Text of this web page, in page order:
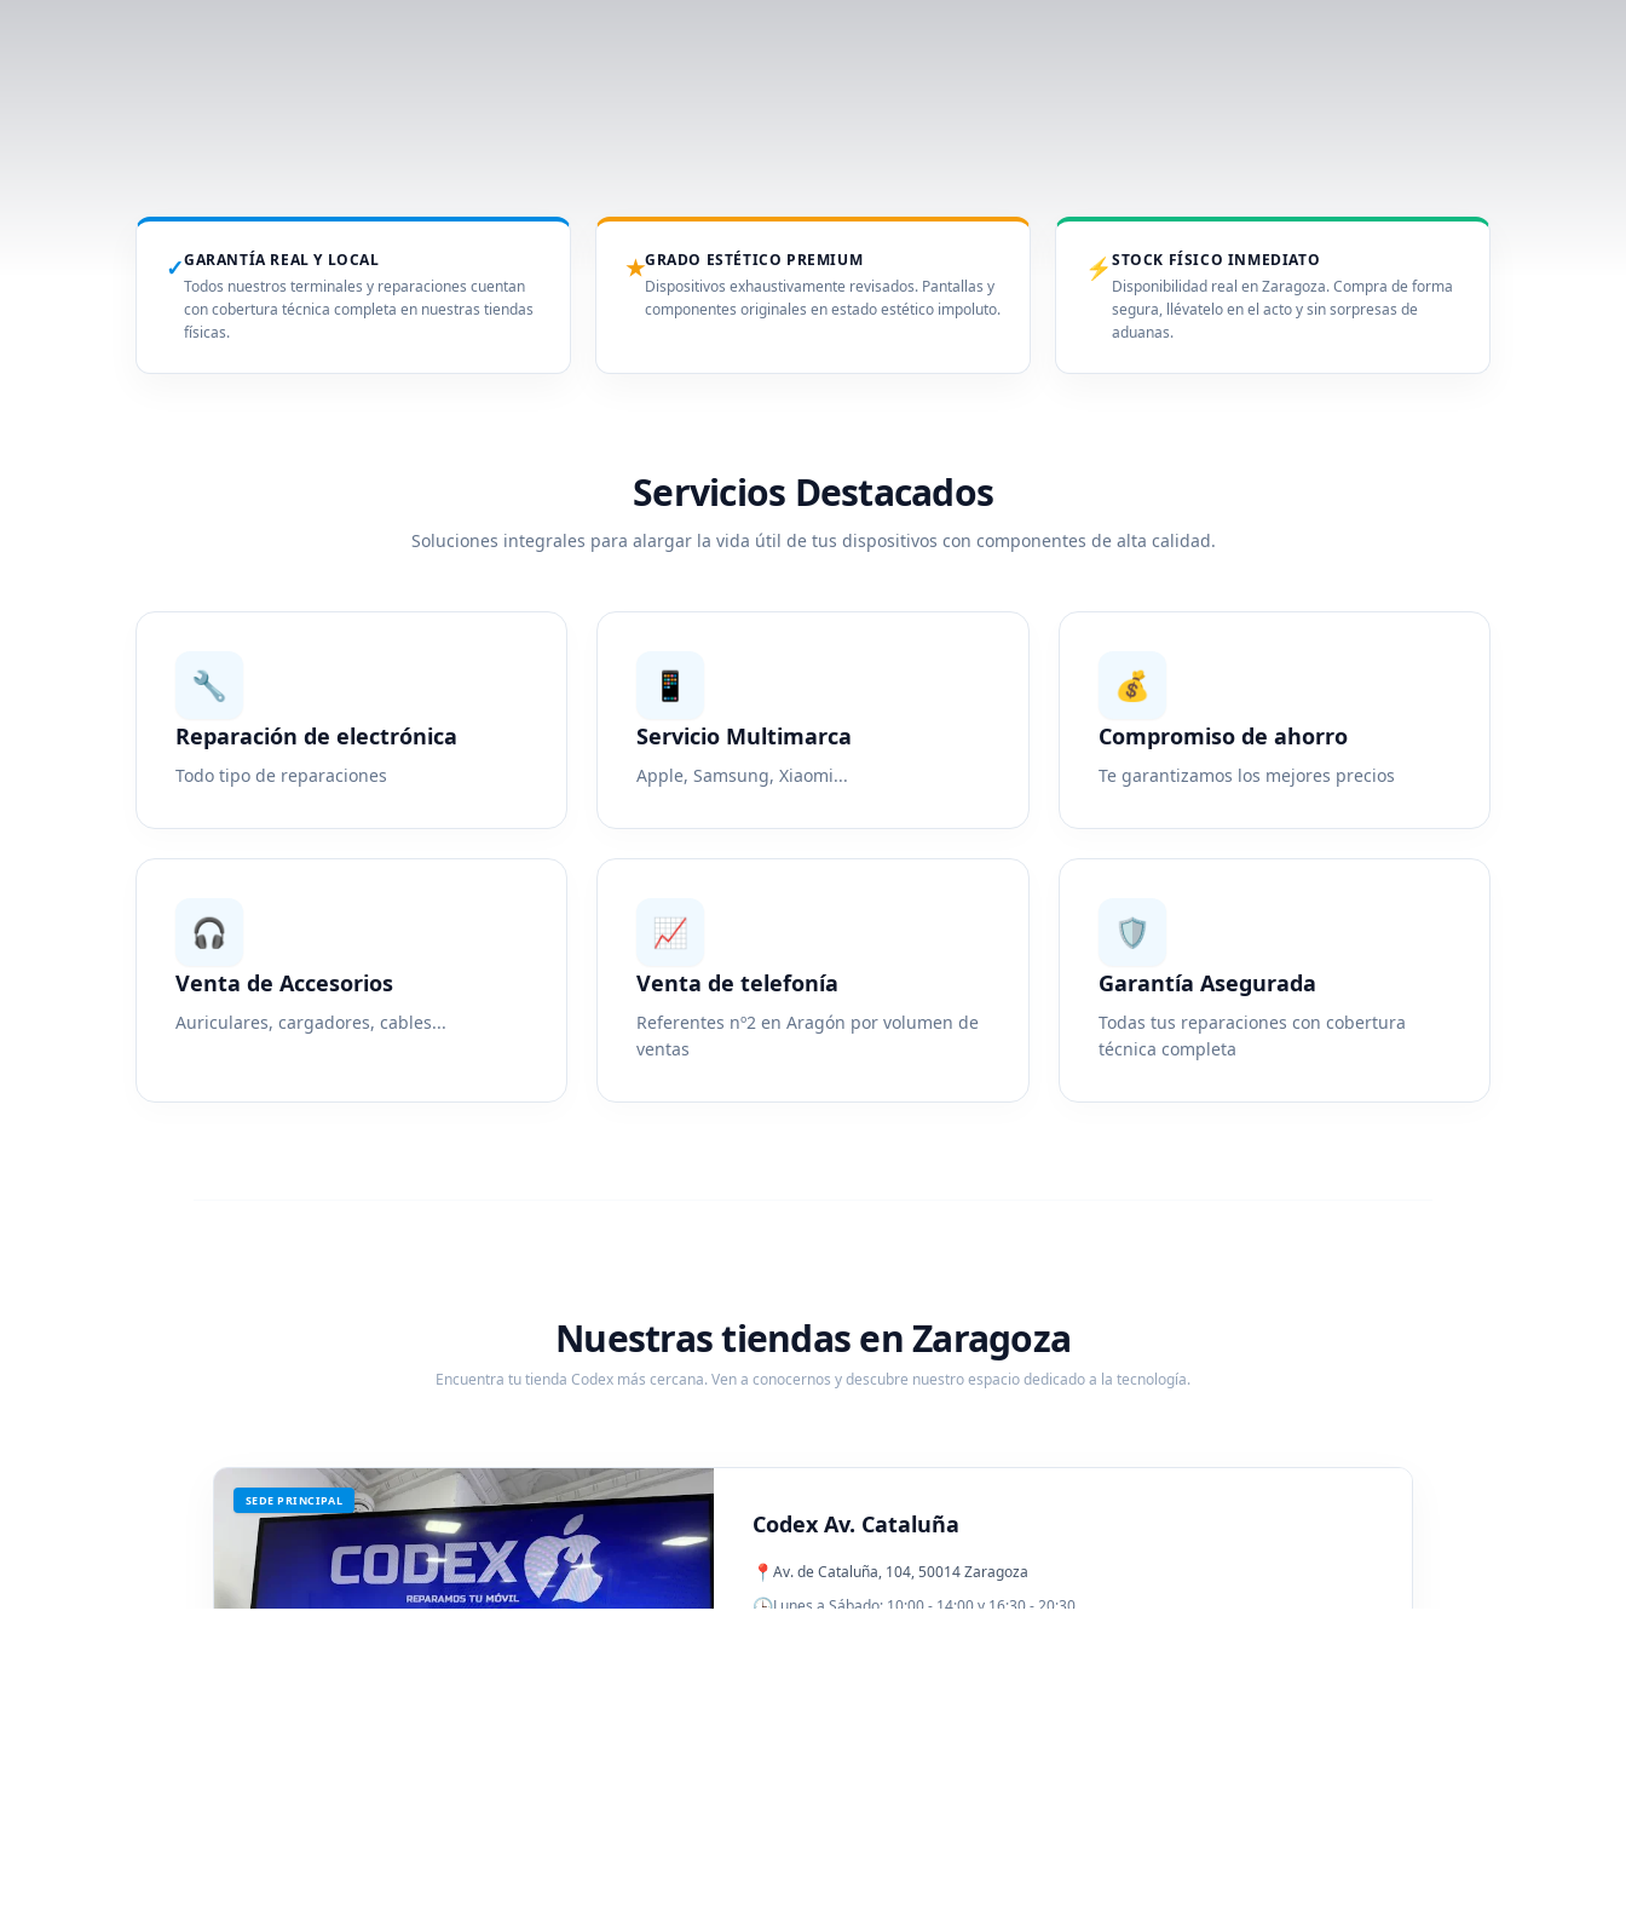
✓GARANTÍA REAL Y LOCAL
Todos nuestros terminales y reparaciones cuentan
con cobertura técnica completa en nuestras tiendas
físicas.
★GRADO ESTÉTICO PREMIUM
Dispositivos exhaustivamente revisados. Pantallas y
componentes originales en estado estético impoluto.
⚡STOCK FÍSICO INMEDIATO
Disponibilidad real en Zaragoza. Compra de forma
segura, llévatelo en el acto y sin sorpresas de
aduanas.
Servicios Destacados
Soluciones integrales para alargar la vida útil de tus dispositivos con componentes de alta calidad.
🔧
Reparación de electrónica
Todo tipo de reparaciones
📱
Servicio Multimarca
Apple, Samsung, Xiaomi...
💰
Compromiso de ahorro
Te garantizamos los mejores precios
🎧
Venta de Accesorios
Auriculares, cargadores, cables...
📈
Venta de telefonía
Referentes nº2 en Aragón por volumen de
ventas
🛡️
Garantía Asegurada
Todas tus reparaciones con cobertura
técnica completa
Nuestras tiendas en Zaragoza
Encuentra tu tienda Codex más cercana. Ven a conocernos y descubre nuestro espacio dedicado a la tecnología.
SEDE PRINCIPAL
Codex Av. Cataluña
📍 Av. de Cataluña, 104, 50014 Zaragoza
🕒Lunes a Sábado: 10:00 - 14:00 y 16:30 - 20:30